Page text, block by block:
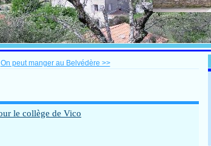
On peut manger au Belvédère >>